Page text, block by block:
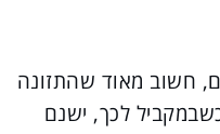
חשוב מאוד שהתזונה
לכך, ישנם